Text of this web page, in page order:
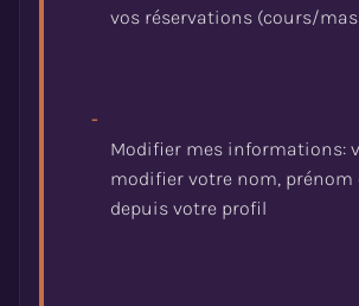
-
Modifier mes informations:
modifier votre nom, prénom